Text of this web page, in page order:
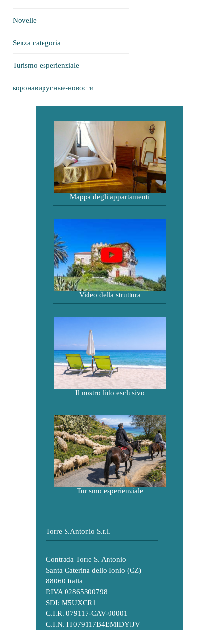
Novelle
Senza categoria
Turismo esperienziale
коронавирусные-новости
Mappa degli appartamenti
Video della struttura
Il nostro lido esclusivo
Turismo esperienziale
Torre S.Antonio S.r.l.
Contrada Torre S. Antonio
Santa Caterina dello Ionio (CZ)
88060 Italia
P.IVA 02865300798
SDI: M5UXCR1
C.I.R. 079117-CAV-00001
C.I.N. IT079117B4BMIDYIJV